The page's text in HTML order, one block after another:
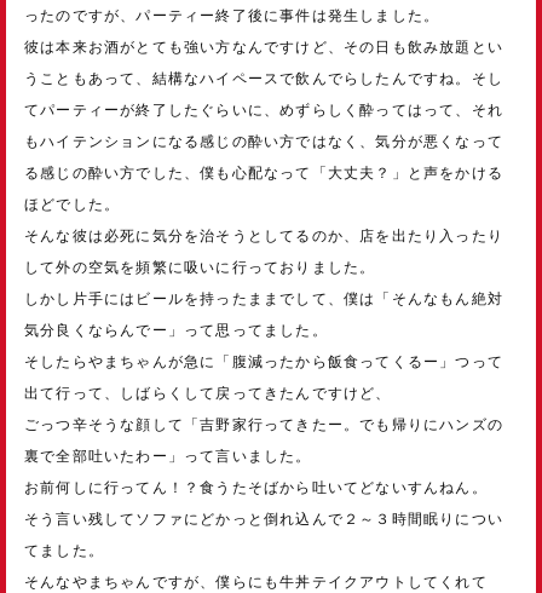
ったのですが、パーティー終了後に事件は発生しました。
彼は本来お酒がとても強い方なんですけど、その日も飲み放題とい
うこともあって、結構なハイペースで飲んでらしたんですね。そし
てパーティーが終了したぐらいに、めずらしく酔ってはって、それ
もハイテンションになる感じの酔い方ではなく、気分が悪くなって
る感じの酔い方でした、僕も心配なって「大丈夫？」と声をかける
ほどでした。
そんな彼は必死に気分を治そうとしてるのか、店を出たり入ったり
して外の空気を頻繁に吸いに行っておりました。
しかし片手にはビールを持ったままでして、僕は「そんなもん絶対
気分良くならんでー」って思ってました。
そしたらやまちゃんが急に「腹減ったから飯食ってくるー」つって
出て行って、しばらくして戻ってきたんですけど、
ごっつ辛そうな顔して「吉野家行ってきたー。でも帰りにハンズの
裏で全部吐いたわー」って言いました。
お前何しに行ってん！？食うたそばから吐いてどないすんねん。
そう言い残してソファにどかっと倒れ込んで２～３時間眠りについ
てました。
そんなやまちゃんですが、僕らにも牛丼テイクアウトしてくれて